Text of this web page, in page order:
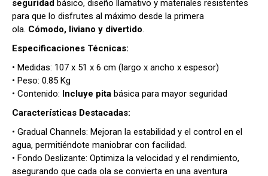
seguridad básico, diseño llamativo y materiales resistentes
para que lo disfrutes al máximo desde la primera
ola. Cómodo, liviano y divertido.
Especificaciones Técnicas:
• Medidas: 107 x 51 x 6 cm (largo x ancho x espesor)
• Peso: 0.85 Kg
• Contenido: Incluye pita básica para mayor seguridad
Características Destacadas:
• Gradual Channels: Mejoran la estabilidad y el control en el
agua, permitiéndote maniobrar con facilidad.
• Fondo Deslizante: Optimiza la velocidad y el rendimiento,
asegurando que cada ola se convierta en una aventura